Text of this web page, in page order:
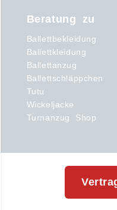
Beratung zu
Ballettbekleidung
Ballettkleidung
Ballettanzug
Ballettschläppchen
Tutu
Wickeljacke
Turnanzug Shop